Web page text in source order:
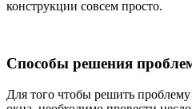
конструкции совсем просто.
Способы решения
Для того чтобы решить